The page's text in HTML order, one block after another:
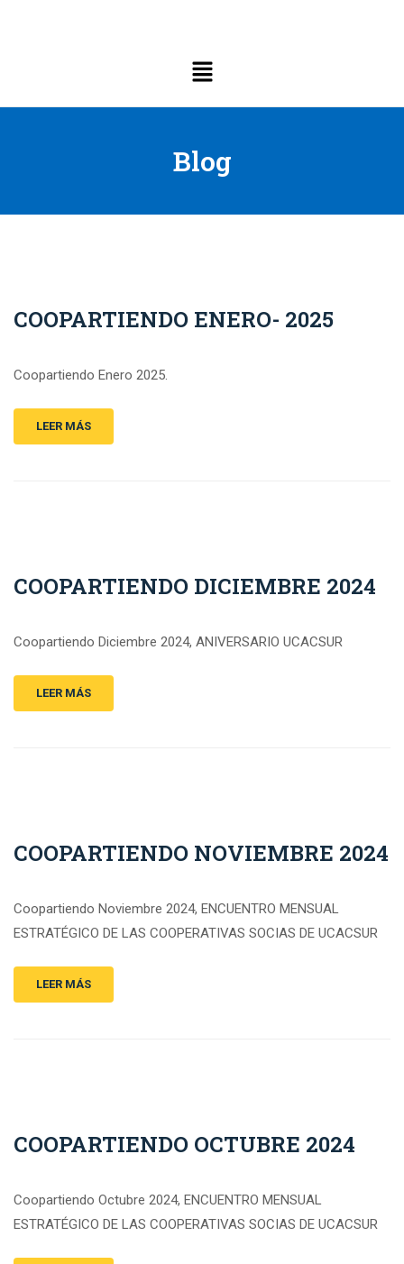
Blog
COOPARTIENDO ENERO- 2025
Coopartiendo Enero 2025.
LEER MÁS
COOPARTIENDO DICIEMBRE 2024
Coopartiendo Diciembre 2024, ANIVERSARIO UCACSUR
LEER MÁS
COOPARTIENDO NOVIEMBRE 2024
Coopartiendo Noviembre 2024, ENCUENTRO MENSUAL
ESTRATÉGICO DE LAS COOPERATIVAS SOCIAS DE UCACSUR
LEER MÁS
COOPARTIENDO OCTUBRE 2024
Coopartiendo Octubre 2024, ENCUENTRO MENSUAL
ESTRATÉGICO DE LAS COOPERATIVAS SOCIAS DE UCACSUR